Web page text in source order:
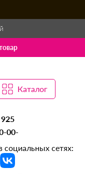
Каталог
00-
сетях: